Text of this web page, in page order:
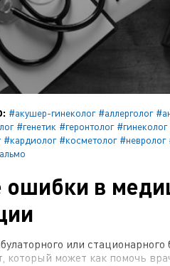
#акушер-гинеколог #аллерголог
#генетик #геронтолог #гинеколог
#кардиолог #косметолог #невролог
в
или стационарного
который может как помочь